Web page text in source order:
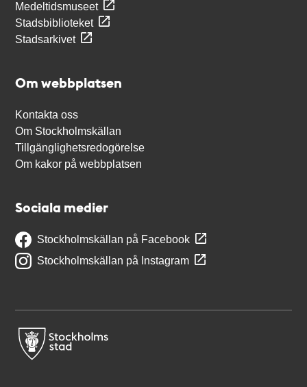
Medeltidsmuseet
Stadsbiblioteket
Stadsarkivet
Om webbplatsen
Kontakta oss
Om Stockholmskällan
Tillgänglighetsredogörelse
Om kakor på webbplatsen
Sociala medier
Stockholmskällan på Facebook
Stockholmskällan på Instagram